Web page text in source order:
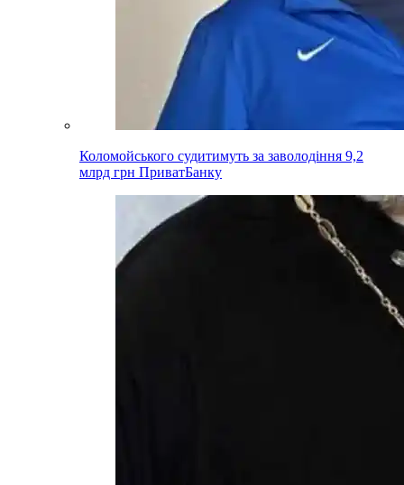
Коломойського судитимуть за заволодіння 9,2
млрд грн ПриватБанку